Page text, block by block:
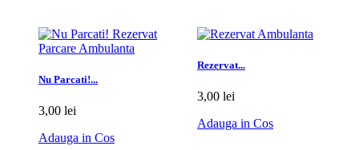
Nu Parcati!...
3,00 lei
Adauga in Cos
Rezervat...
3,00 lei
Adauga in Cos